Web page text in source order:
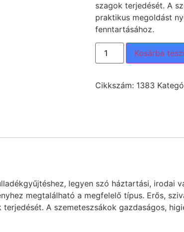
szagok terjedését. A
praktikus megoldást
fenntartásához.
Kosárba
Cikkszám: 1383
legyen szó háztartási, irodai
megtalálható a megfelelő típus. Erős,
A szemeteszsákok gazdaságos,